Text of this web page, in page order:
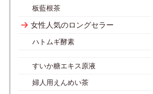
板藍根茶
女性人気のロングセラー
ハトムギ酵素
すいか糖エキス原液
婦人用えんめい茶